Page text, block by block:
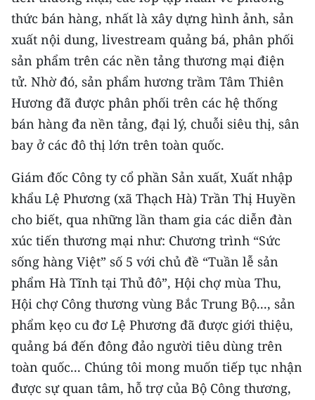
CHUYÊN ĐỀ
CÁC CHUYÊN TRANG
VỀ BÁO NHÂN DÂN
THỜI NAY
NHÂN DÂN CUỐI TUẦN
NHÂN DÂN HẰNG THÁNG
MUA BÁO
ĐỌC BÁO IN
ENGLISH
中文
FRANÇAIS
thức bán hàng, nhất là xây dựng hình ảnh, sản
xuất nội dung, livestream quảng bá, phân phối
sản phẩm trên các nền tảng thương mại điện
tử. Nhờ đó, sản phẩm hương trầm Tâm Thiên
Hương đã được phân phối trên các hệ thống
bán hàng đa nền tảng, đại lý, chuỗi siêu thị, sân
bay ở các đô thị lớn trên toàn quốc.
Giám đốc Công ty cổ phần Sản xuất, Xuất nhập
khẩu Lệ Phương (xã Thạch Hà) Trần Thị Huyền
cho biết, qua những lần tham gia các diễn đàn
xúc tiến thương mại như: Chương trình “Sức
sống hàng Việt” số 5 với chủ đề “Tuần lễ sản
phẩm Hà Tĩnh tại Thủ đô”, Hội chợ mùa Thu,
Hội chợ Công thương vùng Bắc Trung Bộ..., sản
phẩm kẹo cu đơ Lệ Phương đã được giới thiệu,
quảng bá đến đông đảo người tiêu dùng trên
toàn quốc... Chúng tôi mong muốn tiếp tục nhận
được sự quan tâm, hỗ trợ của Bộ Công thương,